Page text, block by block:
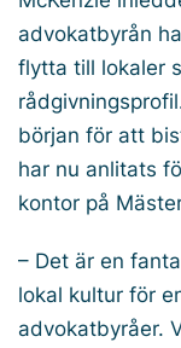
advokatbyrån
flytta till lokaler
början för att
har nu anlitats
kontor på
– Det är en
lokal kultur för
advokatbyråer.